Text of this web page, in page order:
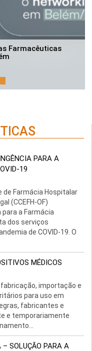
Farmacêuticas
PARA A
19
de Farmácia Hospitalar
(CCEFH-OF)
a Farmácia
dos serviços
de COVID-19. O
MÉDICOS
importação e
para uso em
fabricantes e
e temporariamente
– SOLUÇÃO PARA A